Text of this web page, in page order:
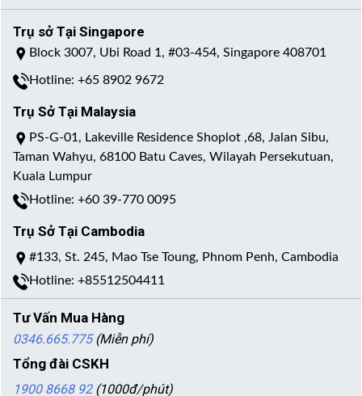
Trụ sở Tại Singapore
Block 3007, Ubi Road 1, #03-454, Singapore 408701
Hotline: +65 8902 9672
Trụ Sở Tại Malaysia
PS-G-01, Lakeville Residence Shoplot ,68, Jalan Sibu,
Taman Wahyu, 68100 Batu Caves, Wilayah Persekutuan,
Kuala Lumpur
Hotline: +60 39-770 0095
Trụ Sở Tại Cambodia
#133, St. 245, Mao Tse Toung, Phnom Penh, Cambodia
Hotline: +85512504411
Tư Vấn Mua Hàng
0346.665.775 (Miễn phí)
Tổng đài CSKH
1900 8668 92 (1000đ/phút)